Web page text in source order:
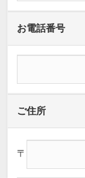
お電話番号
ご住所
〒